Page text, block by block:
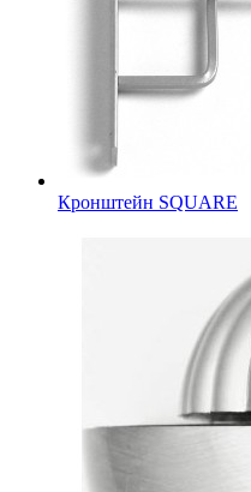
Кронштейн SQUARE